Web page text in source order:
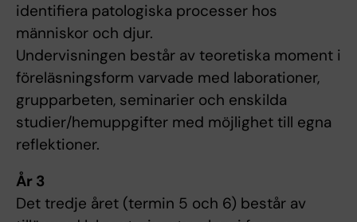
identifiera patologiska processer hos
människor och djur.
Undervisningen består av teoretiska moment i
föreläsningsform varvade med laborationer,
grupparbeten, seminarier och enskilda
studier/hemuppgifter med möjlighet till egna
reflektioner.
År 3
Det tredje året (termin 5 och 6) består av